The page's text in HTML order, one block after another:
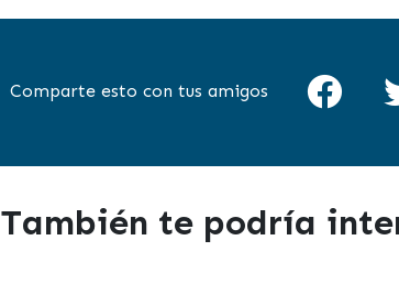
Comparte esto con tus amigos
También te podría